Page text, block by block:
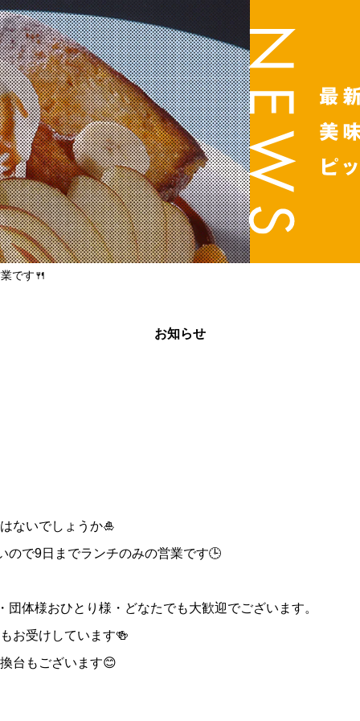
です🍴
お知らせ
ないでしょうか🎍
ので9日までランチのみの営業です🕒
体様おひとり様・どなたでも大歓迎でございます。
お受けしています🍻
台もございます😊